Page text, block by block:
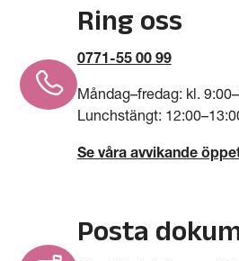
Ring oss
0771-55 00 99
Måndag–fredag: kl.
Lunchstängt:
Se våra avvikande
Posta